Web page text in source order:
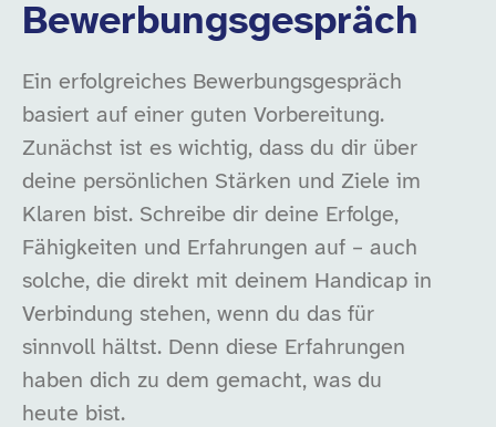
Bewerbungsgespräch
Ein erfolgreiches Bewerbungsgespräch
basiert auf einer guten Vorbereitung.
Zunächst ist es wichtig, dass du dir über
deine persönlichen Stärken und Ziele im
Klaren bist. Schreibe dir deine Erfolge,
Fähigkeiten und Erfahrungen auf – auch
solche, die direkt mit deinem Handicap in
Verbindung stehen, wenn du das für
sinnvoll hältst. Denn diese Erfahrungen
haben dich zu dem gemacht, was du
heute bist.